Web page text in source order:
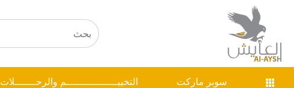
سوبر ماركت التخييـــــــــــــــــم والرحـــــــلات